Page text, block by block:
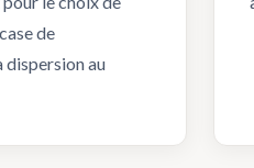
de
dispersion au